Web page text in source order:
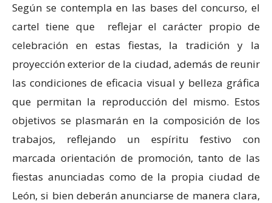
Según se contempla en las bases del concurso, el
cartel tiene que reflejar el carácter propio de
celebración en estas fiestas, la tradición y la
proyección exterior de la ciudad, además de reunir
las condiciones de eficacia visual y belleza gráfica
que permitan la reproducción del mismo. Estos
objetivos se plasmarán en la composición de los
trabajos, reflejando un espíritu festivo con
marcada orientación de promoción, tanto de las
fiestas anunciadas como de la propia ciudad de
León, si bien deberán anunciarse de manera clara,